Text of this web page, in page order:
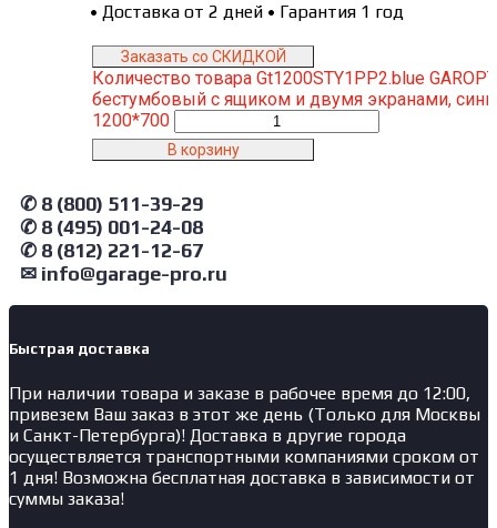
• Доставка от 2 дней • Гарантия 1 год
Заказать со СКИДКОЙ
Количество товара Gt1200STY1PP2.blue
бестумбовый с ящиком и двумя экранами,
1200*700
В корзину
✆ 8 (800) 511-39-29
✆ 8 (495) 001-24-08
✆ 8 (812) 221-12-67
✉ info@garage-pro.ru
Быстрая доставка
При наличии товара и заказе в рабочее время до 12:00,
привезем Ваш заказ в этот же день (Только для Москвы
и Санкт-Петербурга)! Доставка в другие города
осуществляется транспортными компаниями сроком от
1 дня! Возможна бесплатная доставка в зависимости от
суммы заказа!